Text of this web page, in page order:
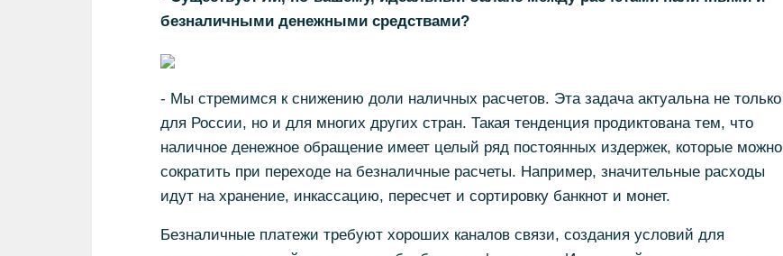
безналичными денежными средствами?
- Мы стремимся к снижению доли наличных расчетов. Эта задача актуальна не только
для России, но и для многих других стран. Такая тенденция продиктована тем, что
наличное денежное обращение имеет целый ряд постоянных издержек, которые можно
сократить при переходе на безналичные расчеты. Например, значительные расходы
идут на хранение, инкассацию, пересчет и сортировку банкнот и монет.
Безналичные платежи требуют хороших каналов связи, создания условий для